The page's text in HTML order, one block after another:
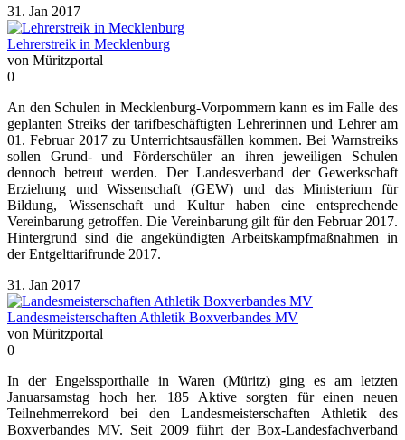
31. Jan 2017
Lehrerstreik in Mecklenburg
von Müritzportal
0
An den Schulen in Mecklenburg-Vorpommern kann es im Falle des
geplanten Streiks der tarifbeschäftigten Lehrerinnen und Lehrer am
01. Februar 2017 zu Unterrichtsausfällen kommen. Bei Warnstreiks
sollen Grund- und Förderschüler an ihren jeweiligen Schulen
dennoch betreut werden. Der Landesverband der Gewerkschaft
Erziehung und Wissenschaft (GEW) und das Ministerium für
Bildung, Wissenschaft und Kultur haben eine entsprechende
Vereinbarung getroffen. Die Vereinbarung gilt für den Februar 2017.
Hintergrund sind die angekündigten Arbeitskampfmaßnahmen in
der Entgelttarifrunde 2017.
31. Jan 2017
Landesmeisterschaften Athletik Boxverbandes MV
von Müritzportal
0
In der Engelssporthalle in Waren (Müritz) ging es am letzten
Januarsamstag hoch her. 185 Aktive sorgten für einen neuen
Teilnehmerrekord bei den Landesmeisterschaften Athletik des
Boxverbandes MV. Seit 2009 führt der Box-Landesfachverband